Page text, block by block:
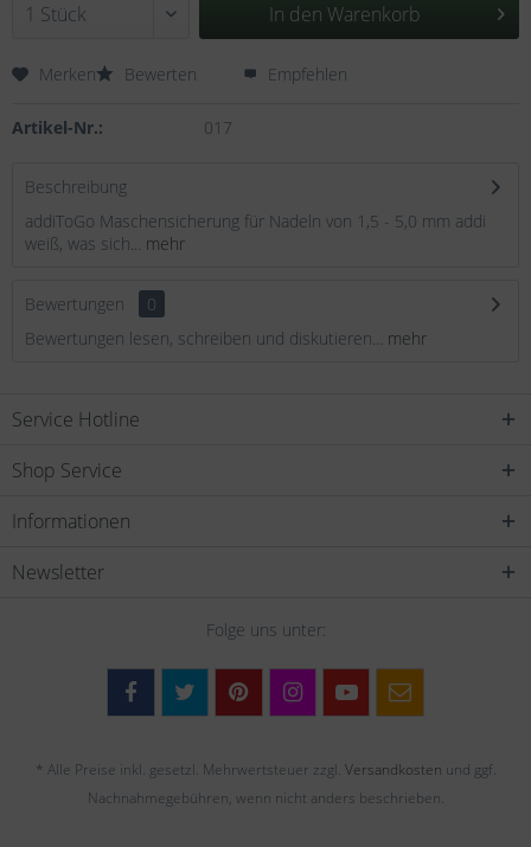
In den Warenkorb
Merken Bewerten Empfehlen
Artikel-Nr.: 017
Beschreibung
addiToGo Maschensicherung für Nadeln von 1,5 - 5,0 mm addi
weiß, was sich... mehr
Bewertungen
0
Bewertungen lesen, schreiben und diskutieren... mehr
Service Hotline
Shop Service
Informationen
Newsletter
Folge uns unter:
* Alle Preise inkl. gesetzl. Mehrwertsteuer zzgl. Versandkosten und ggf.
Nachnahmegebühren, wenn nicht anders beschrieben.